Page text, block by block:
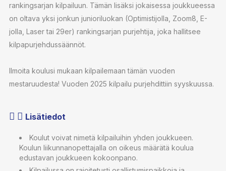
rankingsarjan kilpailuun. Tämän lisäksi jokaisessa joukkueessa
on oltava yksi jonkun junioriluokan (Optimistijolla, Zoom8, E-
jolla, Laser tai 29er) rankingsarjan purjehtija, joka hallitsee
kilpapurjehdussäännöt.
Ilmoita koulusi mukaan kilpailemaan tämän vuoden
mestaruudesta! Vuoden 2025 kilpailu purjehdittiin syyskuussa.
Lisätiedot
Koulut voivat nimetä kilpailuihin yhden joukkueen.
Koulun liikunnanopettajalla on oikeus määrätä koulua
edustavan joukkueen kokoonpano.